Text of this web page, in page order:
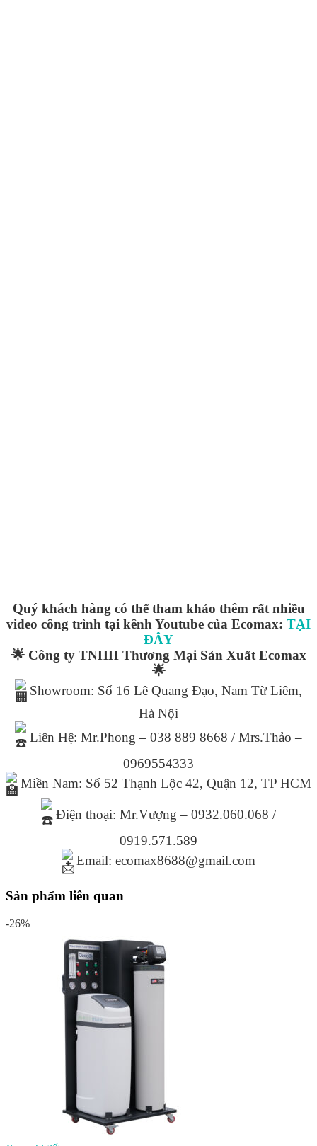
Quý khách hàng có thể tham khảo thêm rất nhiều
video công trình tại kênh Youtube của Ecomax: TẠI
ĐÂY
🌟 Công ty TNHH Thương Mại Sản Xuất Ecomax
🌟
Showroom: Số 16 Lê Quang Đạo, Nam Từ Liêm,
Hà Nội
Liên Hệ: Mr.Phong – 038 889 8668 / Mrs.Thảo –
0969554333
Miền Nam: Số 52 Thạnh Lộc 42, Quận 12, TP HCM
Điện thoại: Mr.Vượng – 0932.060.068 /
0919.571.589
Email: ecomax8688@gmail.com
Sản phẩm liên quan
-26%